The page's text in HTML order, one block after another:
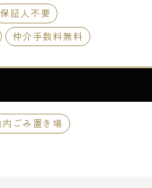
保証人不要
仲介手数料無料
内ごみ置き場